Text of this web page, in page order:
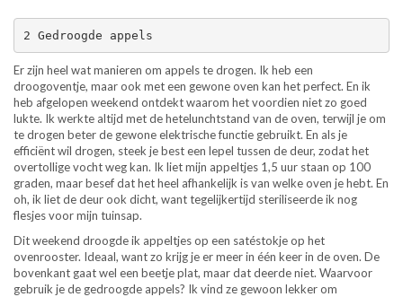
2 Gedroogde appels
Er zijn heel wat manieren om appels te drogen. Ik heb een
droogoventje, maar ook met een gewone oven kan het perfect. En ik
heb afgelopen weekend ontdekt waarom het voordien niet zo goed
lukte. Ik werkte altijd met de hetelunchtstand van de oven, terwijl je om
te drogen beter de gewone elektrische functie gebruikt. En als je
efficiënt wil drogen, steek je best een lepel tussen de deur, zodat het
overtollige vocht weg kan. Ik liet mijn appeltjes 1,5 uur staan op 100
graden, maar besef dat het heel afhankelijk is van welke oven je hebt. En
oh, ik liet de deur ook dicht, want tegelijkertijd steriliseerde ik nog
flesjes voor mijn tuinsap.
Dit weekend droogde ik appeltjes op een satéstokje op het
ovenrooster. Ideaal, want zo krijg je er meer in één keer in de oven. De
bovenkant gaat wel een beetje plat, maar dat deerde niet. Waarvoor
gebruik je de gedroogde appels? Ik vind ze gewoon lekker om